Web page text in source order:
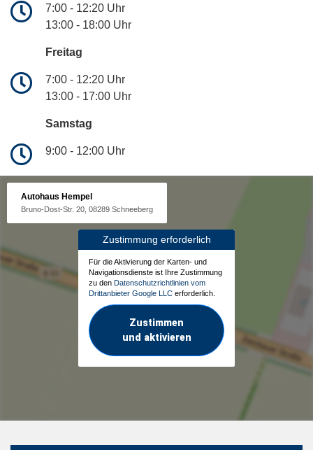
7:00 - 12:20 Uhr
13:00 - 18:00 Uhr
Freitag
7:00 - 12:20 Uhr
13:00 - 17:00 Uhr
Samstag
9:00 - 12:00 Uhr
Autohaus Hempel
Bruno-Dost-Str. 20, 08289 Schneeberg
Zustimmung erforderlich
Für die Aktivierung der Karten- und
Navigationsdienste ist Ihre Zustimmung
zu den Datenschutzrichtlinien vom
Drittanbieter Google LLC erforderlich.
Zustimmen
und aktivieren